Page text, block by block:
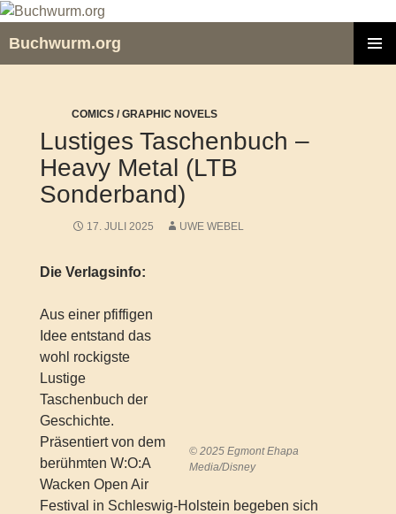
Zum
springen
Buchwurm.org
COMICS / GRAPHIC NOVELS
Lustiges Taschenbuch –
Heavy Metal (LTB
Sonderband)
17. JULI 2025 UWE WEBEL
© 2025 Egmont Ehapa
Media/Disney
Die Verlagsinfo:
Aus einer pfiffigen
Idee entstand das
wohl rockigste
Lustige
Taschenbuch der
Geschichte.
Präsentiert von dem
berühmten W:O:A
Wacken Open Air
Festival in Schleswig-Holstein begeben sich